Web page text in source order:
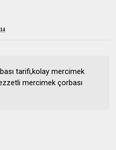
tarifi,kolay mercimek
mercimek çorbası